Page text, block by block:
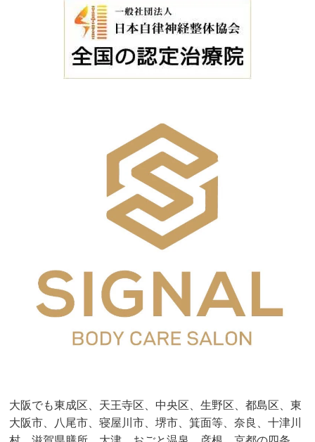
大阪でも東成区、天王寺区、中央区、生野区、都島区、東
大阪市、八尾市、寝屋川市、堺市、箕面等、奈良、十津川